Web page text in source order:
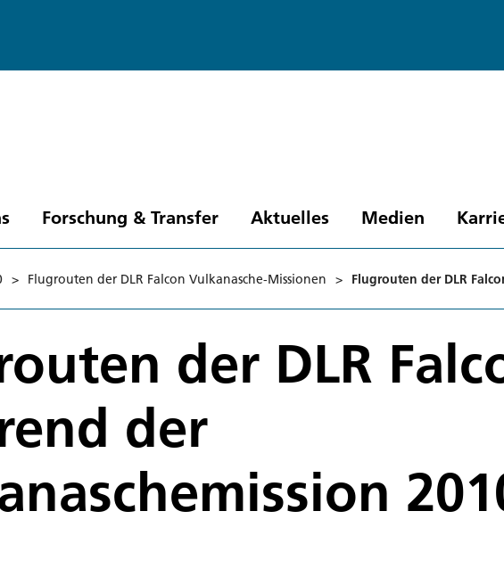
Forschung & Transfer Aktuelles Medien
> Flugrouten der DLR Falcon Vulkanasche-Missionen > Flugrouten der DLR
der DLR
der